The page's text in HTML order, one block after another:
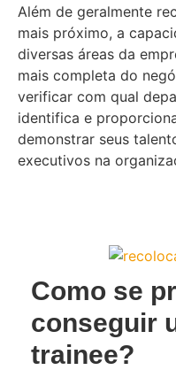
Além de geralmente
mais próximo, a
diversas áreas da
mais completa do
verificar com qual
identifica e
demonstrar seus
executivos na
Como se
conseguir
trainee?